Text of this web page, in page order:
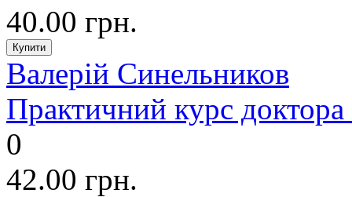
40.00 грн.
Валерій Синельников
Практичний курс
0
42.00 грн.